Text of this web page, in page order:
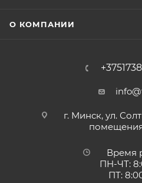
О КОМПАНИИ
г. Минск, ул.
помещения
Время
ПН-ЧТ:
ПТ: